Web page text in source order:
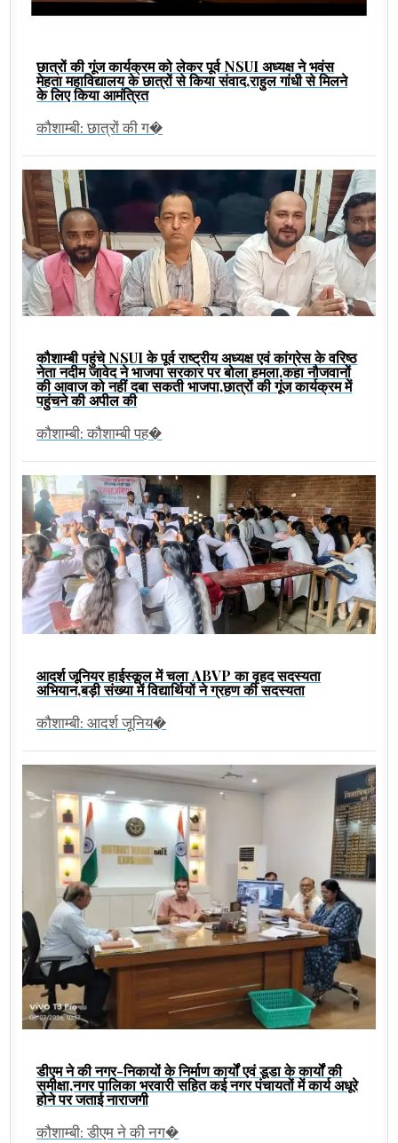
छात्रों की गूंज कार्यक्रम को लेकर पूर्व NSUI अध्यक्ष ने भवंस
मेहता महाविद्यालय के छात्रों से किया संवाद,राहुल गांधी से मिलने
के लिए किया आमंत्रित
कौशाम्बी: छात्रों की ग�
कौशाम्बी पहुंचे NSUI के पूर्व राष्ट्रीय अध्यक्ष एवं कांग्रेस के वरिष्ठ
नेता नदीम जावेद ने भाजपा सरकार पर बोला हमला,कहा नौजवानों
की आवाज को नहीं दबा सकती भाजपा,छात्रों की गूंज कार्यक्रम में
पहुंचने की अपील की
कौशाम्बी: कौशाम्बी पह�
आदर्श जूनियर हाईस्कूल में चला ABVP का वृहद सदस्यता
अभियान,बड़ी संख्या में विद्यार्थियों ने ग्रहण की सदस्यता
कौशाम्बी: आदर्श जूनिय�
डीएम ने की नगर-निकायों के निर्माण कार्यों एवं डूडा के कार्यों की
समीक्षा,नगर पालिका भरवारी सहित कई नगर पंचायतों में कार्य अधूरे
होने पर जताई नाराजगी
कौशाम्बी: डीएम ने की नग�